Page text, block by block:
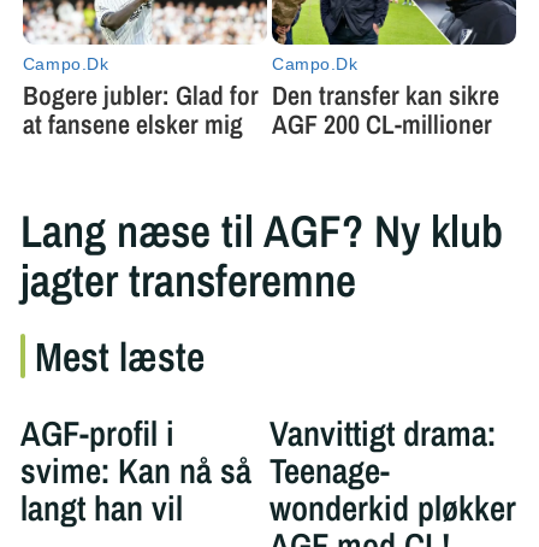
Lang næse til AGF? Ny klub
jagter transferemne
Mest læste
AGF-profil i
svime: Kan nå så
langt han vil
Vanvittigt drama:
Teenage-
wonderkid pløkker